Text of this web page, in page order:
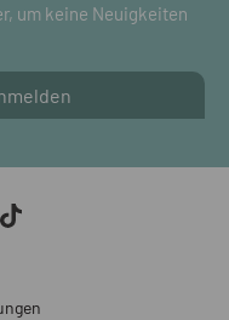
um keine Neuigkeiten